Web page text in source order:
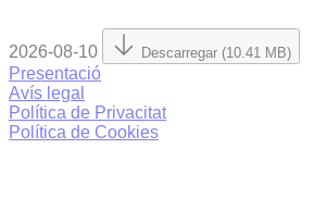
2026-08-10 Descarregar (10.41 MB)
Presentació
Avís legal
Política de Privacitat
Política de Cookies